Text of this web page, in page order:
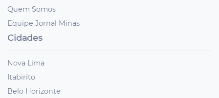
Quem Somos
Equipe Jornal Minas
Cidades
Nova Lima
Itabirito
Belo Horizonte